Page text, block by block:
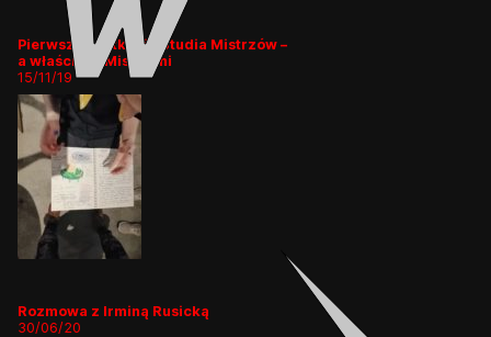
Pierwsze spotkanie Studia Mistrzów –
a właściwie Mistrzyni
15/11/19
Rozmowa z Irminą Rusicką
30/06/20